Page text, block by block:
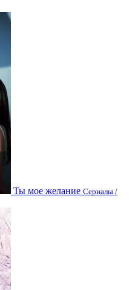
Ты мое желание Сериалы /